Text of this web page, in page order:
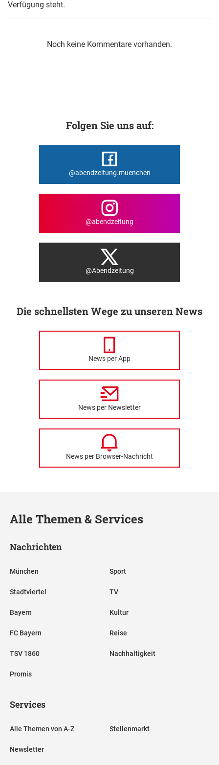
Verfügung steht.
Noch keine Kommentare vorhanden.
Folgen Sie uns auf:
@abendzeitung.muenchen
@abendzeitung
@Abendzeitung
Die schnellsten Wege zu unseren News
News per App
News per Newsletter
News per Browser-Nachricht
Alle Themen & Services
Nachrichten
München
Stadtviertel
Bayern
FC Bayern
TSV 1860
Promis
Sport
TV
Kultur
Reise
Nachhaltigkeit
Services
Alle Themen von A-Z
Newsletter
Stellenmarkt